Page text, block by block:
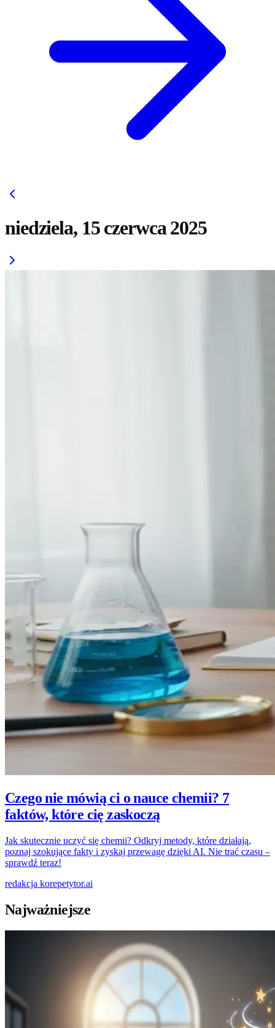
niedziela, 15 czerwca 2025
Czego nie mówią ci o nauce chemii? 7
faktów, które cię zaskoczą
Jak skutecznie uczyć się chemii? Odkryj metody, które działają,
poznaj szokujące fakty i zyskaj przewagę dzięki AI. Nie trać czasu –
sprawdź teraz!
redakcja korepetytor.ai
Najważniejsze